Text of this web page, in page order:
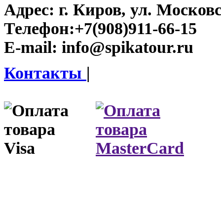
Адрес: г. Киров, ул.
Телефон:+7(908)911-66-15
E-mail: info@spikatour.ru
Контакты |